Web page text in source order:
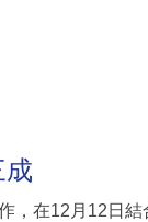
成
，在12月12日結